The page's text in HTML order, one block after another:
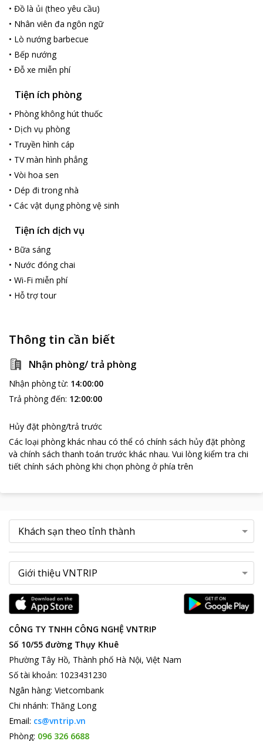
• Đồ là ủi (theo yêu cầu)
• Nhân viên đa ngôn ngữ
• Lò nướng barbecue
• Bếp nướng
• Đỗ xe miễn phí
Tiện ích phòng
• Phòng không hút thuốc
• Dịch vụ phòng
• Truyền hình cáp
• TV màn hình phẳng
• Vòi hoa sen
• Dép đi trong nhà
• Các vật dụng phòng vệ sinh
Tiện ích dịch vụ
• Bữa sáng
• Nước đóng chai
• Wi-Fi miễn phí
• Hỗ trợ tour
Thông tin cần biết
Nhận phòng/ trả phòng
Nhận phòng từ: 14:00:00
Trả phòng đến: 12:00:00
Hủy đặt phòng/trả trước
Các loại phòng khác nhau có thể có chính sách hủy đặt phòng
và chính sách thanh toán trước khác nhau. Vui lòng kiểm tra chi
tiết chính sách phòng khi chọn phòng ở phía trên
CÔNG TY TNHH CÔNG NGHỆ VNTRIP
Số 10/55 đường Thụy Khuê
Phường Tây Hồ, Thành phố Hà Nội, Việt Nam
Số tài khoản: 1023431230
Ngân hàng: Vietcombank
Chi nhánh: Thăng Long
Email: cs@vntrip.vn
Phòng: 096 326 6688